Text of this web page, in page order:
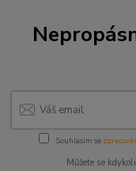
Souhlasím se
Můžete se